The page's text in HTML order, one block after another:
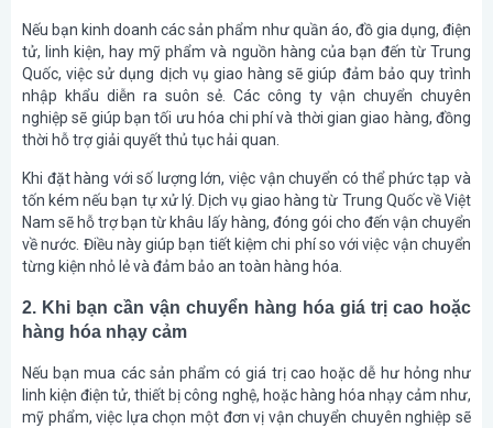
Nếu bạn kinh doanh các sản phẩm như quần áo, đồ gia dụng, điện
tử, linh kiện, hay mỹ phẩm và nguồn hàng của bạn đến từ Trung
Quốc, việc sử dụng dịch vụ giao hàng sẽ giúp đảm bảo quy trình
nhập khẩu diễn ra suôn sẻ. Các công ty vận chuyển chuyên
nghiệp sẽ giúp bạn tối ưu hóa chi phí và thời gian giao hàng, đồng
thời hỗ trợ giải quyết thủ tục hải quan.
Khi đặt hàng với số lượng lớn, việc vận chuyển có thể phức tạp và
tốn kém nếu bạn tự xử lý. Dịch vụ giao hàng từ Trung Quốc về Việt
Nam sẽ hỗ trợ bạn từ khâu lấy hàng, đóng gói cho đến vận chuyển
về nước. Điều này giúp bạn tiết kiệm chi phí so với việc vận chuyển
từng kiện nhỏ lẻ và đảm bảo an toàn hàng hóa.
2. Khi bạn cần vận chuyển hàng hóa giá trị cao hoặc
hàng hóa nhạy cảm
Nếu bạn mua các sản phẩm có giá trị cao hoặc dễ hư hỏng như
linh kiện điện tử, thiết bị công nghệ, hoặc hàng hóa nhạy cảm như,
mỹ phẩm, việc lựa chọn một đơn vị vận chuyển chuyên nghiệp sẽ